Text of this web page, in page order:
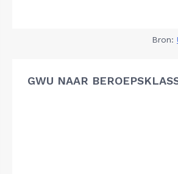
Bron:
GWU NAAR